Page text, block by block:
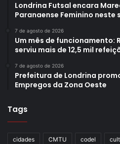
Londrina Futsal encara
Paranaense Feminino neste
7 de agosto de 2026
Um mês de funcionamento:
serviu mais de 12,5 mil
7 de agosto de 2026
Prefeitura de Londrina
Empregos da Zona Oeste
Tags
cidades CMTU codel